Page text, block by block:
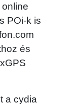
POi-k is
és
a cydia